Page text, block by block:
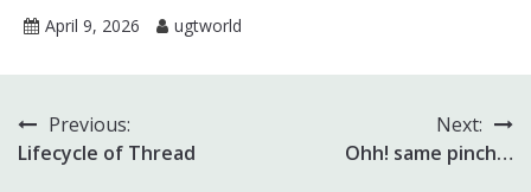
April 9, 2026 ugtworld
Post
navigation
Previous:
Lifecycle of Thread
Next:
Ohh! same pinch…